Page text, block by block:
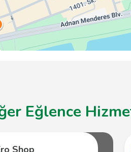
Eğlence
Shop